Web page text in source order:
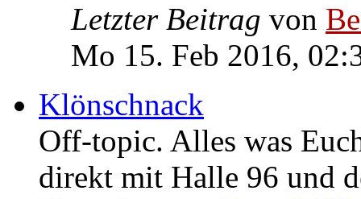
Letzter Beitrag von
Mo 15. Feb 2016,
Klönschnack
Off-topic. Alles was
direkt mit Halle 96 und